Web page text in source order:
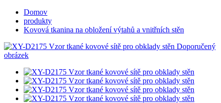
Domov
produkty
Kovová tkanina na obložení výtahů a vnitřních stěn